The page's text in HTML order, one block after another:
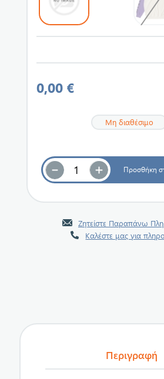
0,00 €
Μη διαθέσιμο
Ζητείστε Παραπάνω
Καλέστε μας για
Περιγραφή